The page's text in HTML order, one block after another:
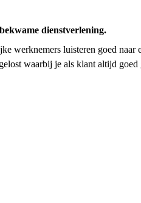
dienstverlening.
werknemers luisteren goed naar
waarbij je als klant altijd